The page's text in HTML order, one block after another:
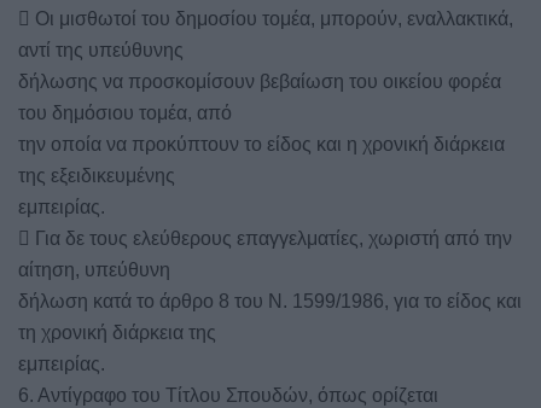
 Οι μισθωτοί του δημοσίου τομέα, μπορούν, εναλλακτικά,
αντί της υπεύθυνης
δήλωσης να προσκομίσουν βεβαίωση του οικείου φορέα
του δημόσιου τομέα, από
την οποία να προκύπτουν το είδος και η χρονική διάρκεια
της εξειδικευμένης
εμπειρίας.
 Για δε τους ελεύθερους επαγγελματίες, χωριστή από την
αίτηση, υπεύθυνη
δήλωση κατά το άρθρο 8 του Ν. 1599/1986, για το είδος και
τη χρονική διάρκεια της
εμπειρίας.
6. Αντίγραφο του Τίτλου Σπουδών, όπως ορίζεται